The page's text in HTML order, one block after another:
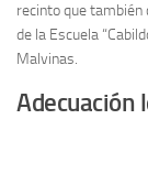
recinto que también
de la Escuela
Malvinas.
Adecuación